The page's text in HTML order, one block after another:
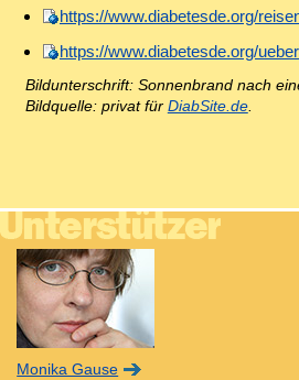
https://www.diabetesde.org/
https://www.diabetesde.org/ueber
Bildunterschrift: Sonnenbrand nach
Bildquelle: privat für DiabSite.de.
Monika Gause